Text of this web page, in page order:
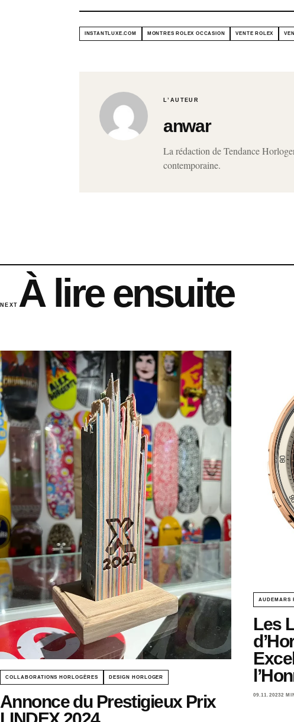
INSTANTLUXE.COM MONTRES ROLEX OCCASION VENTE ROLEX
L’AUTEUR
anwar
La rédaction de Tendance
contemporaine.
NEXT À lire ensuite
COLLABORATIONS HORLOGÈRES DESIGN HORLOGER
Annonce du Prestigieux Prix
AUDEMARS
Les
09.11.20232